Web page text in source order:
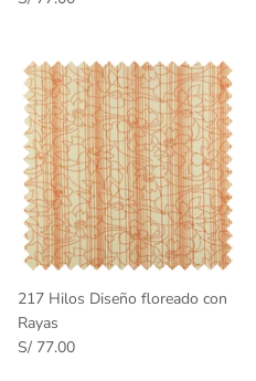
217 Hilos Diseño floreado con
Rayas
S/ 77.00